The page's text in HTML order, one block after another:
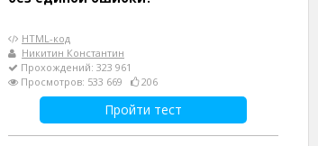
HTML-код
Никитин Константин
Прохождений: 323 961
Просмотров: 533 669
206
Пройти тест